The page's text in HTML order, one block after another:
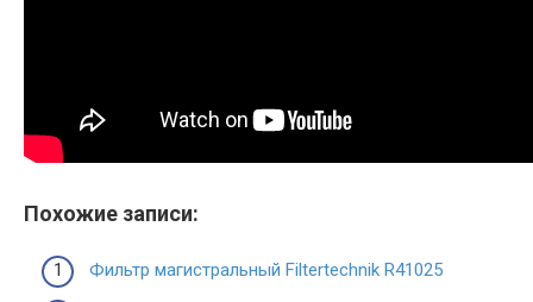
Похожие записи:
Фильтр магистральный Filtertechnik R41025